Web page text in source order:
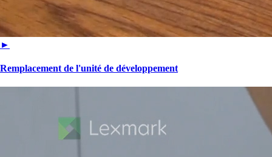
►
Remplacement de l'unité de développement